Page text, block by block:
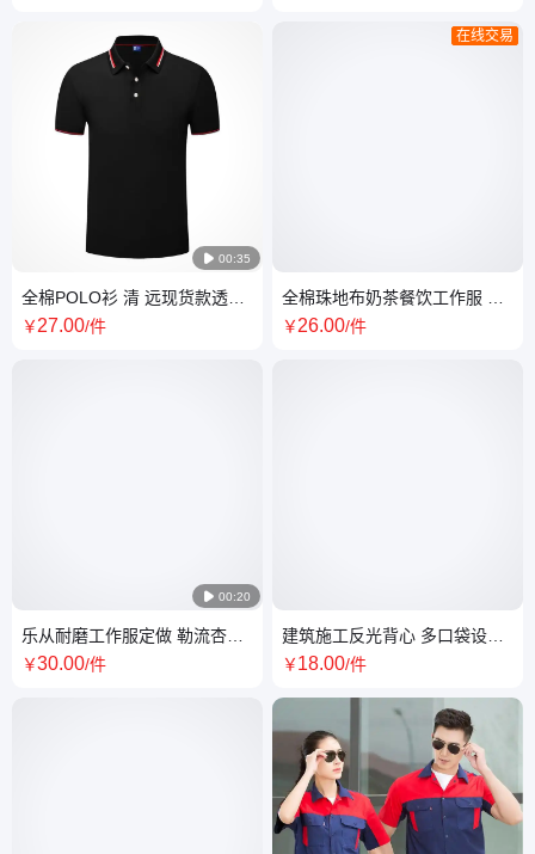
 00:35
全棉POLO衫 清 远现货款透气
工装制服定做支持打样
￥27.00/件
 00:20
乐从耐磨工作服定做 勒流杏坛
工衣制服提供样衣选
￥30.00/件
在线交易
全棉珠地布奶茶餐饮工作服 烧
烤火锅饭店工衣制服定制
￥26.00/件
建筑施工反光背心 多口袋设计
高亮反光条 夜间安全防护
￥18.00/件